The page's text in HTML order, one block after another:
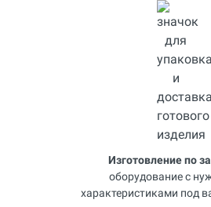
Изготовление по
оборудование с
характеристиками под